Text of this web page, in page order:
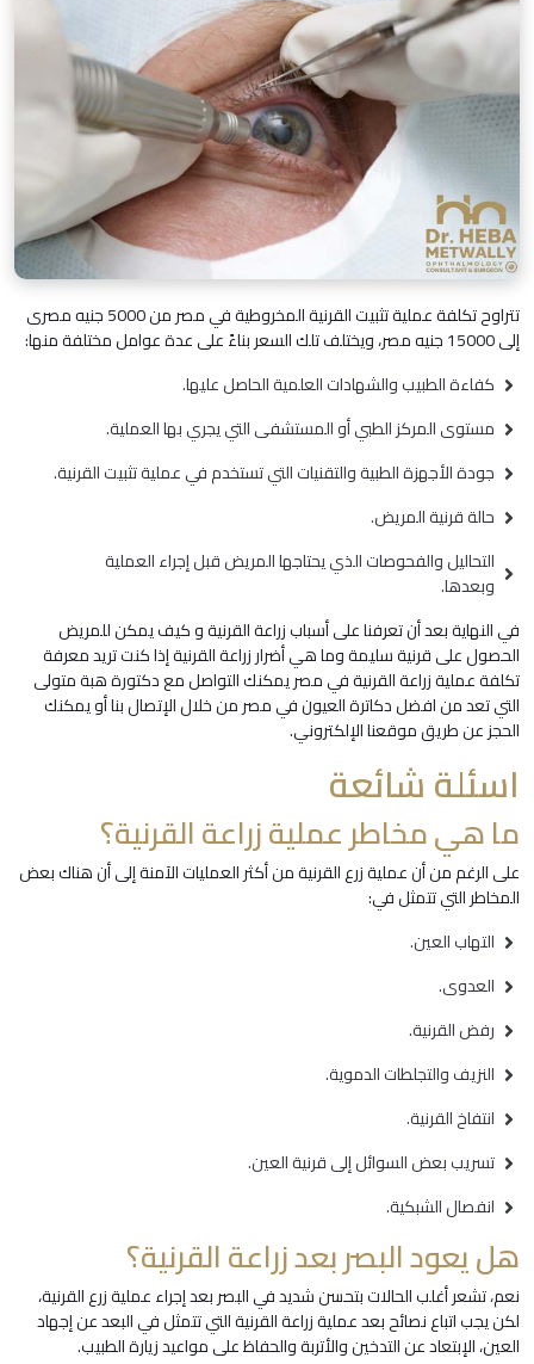
تتراوح تكلفة عملية تثبيت القرنية المخروطية في مصر من 5000 جنيه مصرى
إلى 15000 جنيه مصر، ويختلف تلك السعر بناءً على عدة عوامل مختلفة منها:
كفاءة الطبيب والشهادات العلمية الحاصل عليها.
مستوى المركز الطبي أو المستشفى التي يجري بها العملية.
جودة الأجهزة الطبية والتقنيات التي تستخدم في عملية تثبيت القرنية.
حالة قرنية المريض.
التحاليل والفحوصات الذي يحتاجها المريض قبل إجراء العملية
وبعدها.
في النهاية بعد أن تعرفنا على أسباب زراعة القرنية و كيف يمكن للمريض
الحصول على قرنية سليمة وما هي أضرار زراعة القرنية إذا كنت تريد معرفة
تكلفة عملية زراعة القرنية في مصر يمكنك التواصل مع دكتورة هبة متولى
التي تعد من افضل دكاترة العيون في مصر من خلال الإتصال بنا أو يمكنك
الحجز عن طريق موقعنا الإلكتروني.
اسئلة شائعة
ما هي مخاطر عملية زراعة القرنية؟
على الرغم من أن عملية زرع القرنية من أكثر العمليات الآمنة إلى أن هناك بعض
المخاطر التي تتمثل في:
التهاب العين.
العدوى.
رفض القرنية.
النزيف والتجلطات الدموية.
انتفاخ القرنية.
تسريب بعض السوائل إلى قرنية العين.
انفصال الشبكية.
هل يعود البصر بعد زراعة القرنية؟
نعم، تشعر أغلب الحالات بتحسن شديد في البصر بعد إجراء عملية زرع القرنية،
لكن يجب اتباع نصائح بعد عملية زراعة القرنية التي تتمثل في البعد عن إجهاد
العين، الإبتعاد عن التدخين والأتربة والحفاظ على مواعيد زيارة الطبيب.